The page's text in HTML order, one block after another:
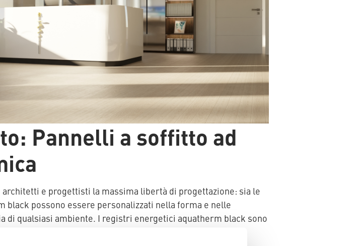
Pannelli a soffitto ad
e progettisti la massima libertà di progettazione: sia le
possono essere personalizzati nella forma e nelle
di qualsiasi ambiente. I registri energetici aquatherm black sono